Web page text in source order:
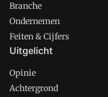
Branche
Ondernemen
Feiten & Cijfers
Uitgelicht
Opinie
Achtergrond